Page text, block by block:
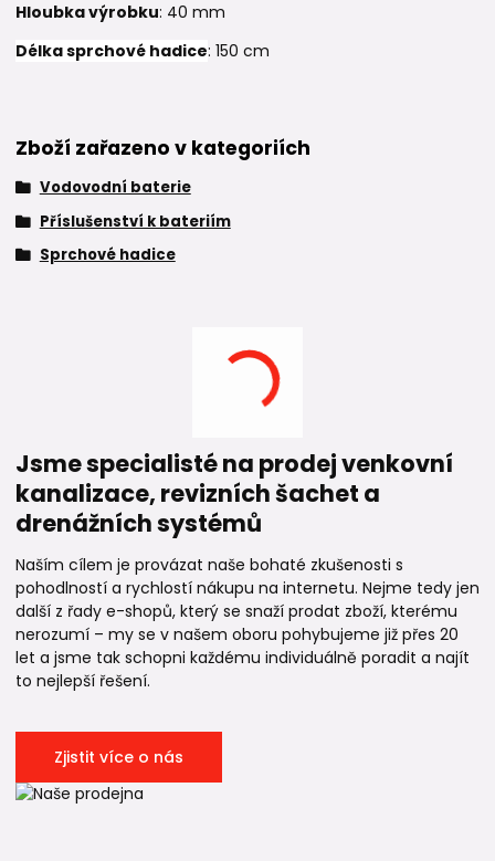
Hloubka výrobku: 40 mm
Délka sprchové hadice: 150 cm
Zboží zařazeno v kategoriích
Vodovodní baterie
Příslušenství k bateriím
Sprchové hadice
Jsme specialisté na prodej venkovní
kanalizace, revizních šachet a
drenážních systémů
Naším cílem je provázat naše bohaté zkušenosti s
pohodlností a rychlostí nákupu na internetu. Nejme tedy jen
další z řady e-shopů, který se snaží prodat zboží, kterému
nerozumí – my se v našem oboru pohybujeme již přes 20
let a jsme tak schopni každému individuálně poradit a najít
to nejlepší řešení.
Zjistit více o nás